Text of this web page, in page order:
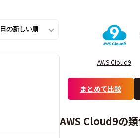
AWS Cloud9
まとめて比較
AWS Cloud9の